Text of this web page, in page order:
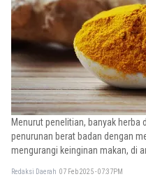
Menurut penelitian, banyak herba
penurunan berat badan dengan
mengurangi keinginan makan, di
Redaksi Daerah 07 Feb 2025 - 07:37PM